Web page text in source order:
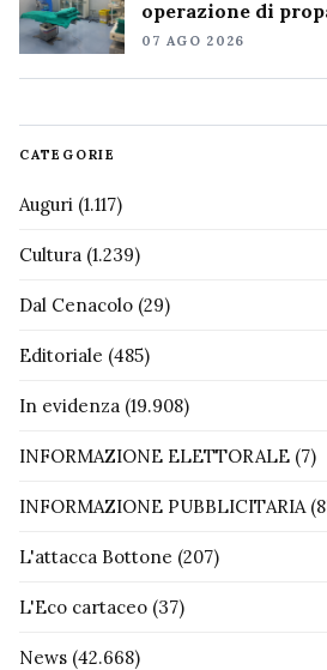
operazione di
07 AGO 2026
CATEGORIE
Auguri (1.117)
Cultura (1.239)
Dal Cenacolo (29)
Editoriale (485)
In evidenza (19.908)
INFORMAZIONE ELETTORALE (7)
INFORMAZIONE PUBBLICITARIA
L'attacca Bottone (207)
L'Eco cartaceo (37)
News (42.668)